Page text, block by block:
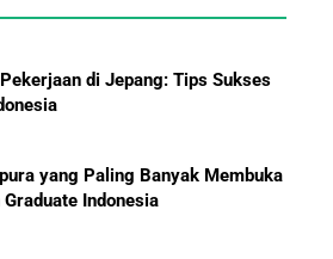
Turun
Justru Menambah Aset Saat
di Jepang: Tips Sukses
yang Paling Banyak Membuka
Indonesia